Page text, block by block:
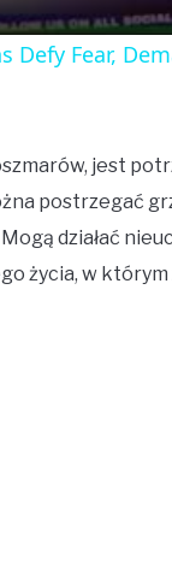
Defy Fear,
jest
postrzegać
działać
życia, w którym